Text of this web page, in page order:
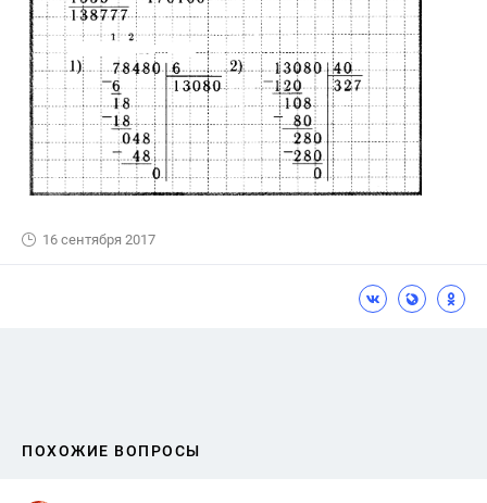
16 сентября 2017
ПОХОЖИЕ ВОПРОСЫ